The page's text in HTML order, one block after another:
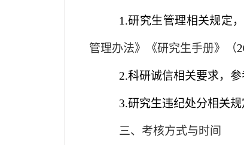
1.研究生管理相关规定
管理办法》 《研究生手册》（
2.科研诚信相关要求，参
3.研究生违纪处分相关
三、考核方式与时间